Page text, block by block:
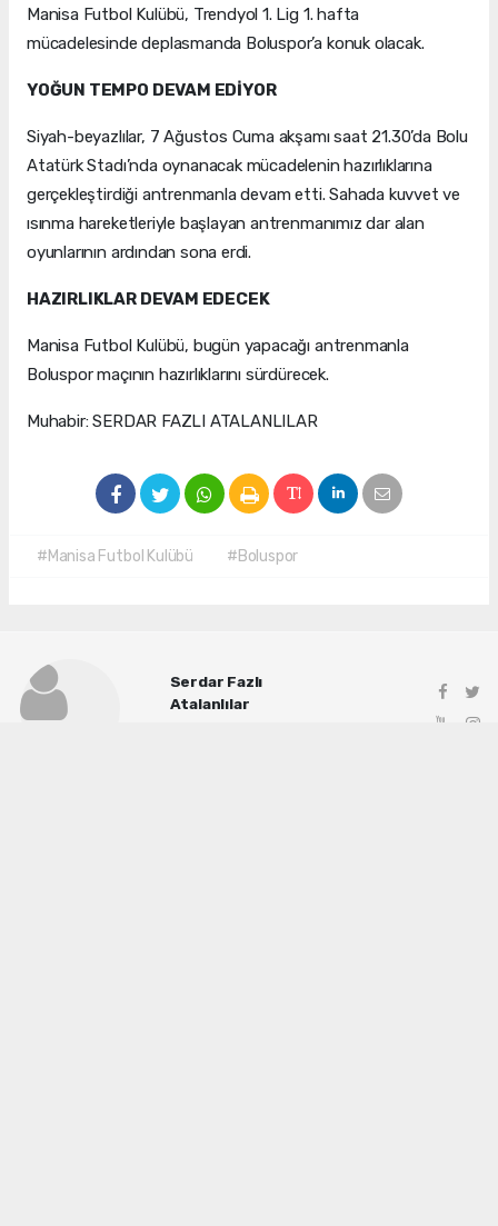
Manisa Futbol Kulübü, Trendyol 1. Lig 1. hafta
mücadelesinde deplasmanda Boluspor’a konuk olacak.
YOĞUN TEMPO DEVAM EDİYOR
Siyah-beyazlılar, 7 Ağustos Cuma akşamı saat 21.30’da Bolu
Atatürk Stadı’nda oynanacak mücadelenin hazırlıklarına
gerçekleştirdiği antrenmanla devam etti. Sahada kuvvet ve
ısınma hareketleriyle başlayan antrenmanımız dar alan
oyunlarının ardından sona erdi.
HAZIRLIKLAR DEVAM EDECEK
Manisa Futbol Kulübü, bugün yapacağı antrenmanla
Boluspor maçının hazırlıklarını sürdürecek.
Muhabir: SERDAR FAZLI ATALANLILAR
#Manisa Futbol Kulübü #Boluspor
Serdar Fazlı
Atalanlılar